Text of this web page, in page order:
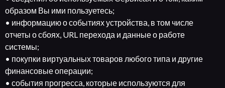
образом Вы ими пользуетесь;
• информацию о событиях устройства, в том числе
отчеты о сбоях, URL перехода и данные о работе
системы;
• покупки виртуальных товаров любого типа и другие
финансовые операции;
• события прогресса, которые используются для